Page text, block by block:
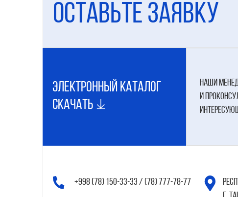
Оставьте заявку
электронный каталог
Скачать
наши
и
+998 (78) 150-33-33 / (78) 777-78-77